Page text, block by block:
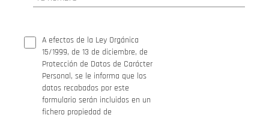
A efectos de la Ley Orgánica
15/1999, de 13 de diciembre, de
Protección de Datos de Carácter
Personal, se le informa que los
datos recabados por este
formulario serán incluidos en un
fichero propiedad de